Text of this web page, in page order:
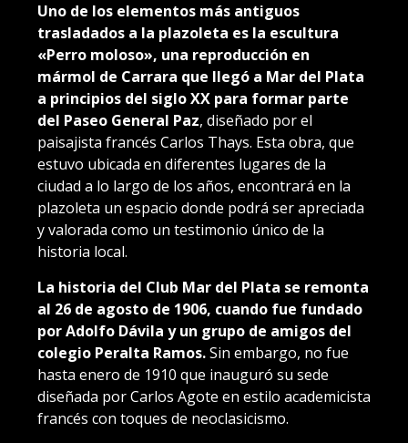
Uno de los elementos más antiguos
trasladados a la plazoleta es la escultura
«Perro moloso», una reproducción en
mármol de Carrara que llegó a Mar del Plata
a principios del siglo XX para formar parte
del Paseo General Paz, diseñado por el
paisajista francés Carlos Thays. Esta obra, que
estuvo ubicada en diferentes lugares de la
ciudad a lo largo de los años, encontrará en la
plazoleta un espacio donde podrá ser apreciada
y valorada como un testimonio único de la
historia local.
La historia del Club Mar del Plata se remonta
al 26 de agosto de 1906, cuando fue fundado
por Adolfo Dávila y un grupo de amigos del
colegio Peralta Ramos.Sin embargo, no fue
hasta enero de 1910 que inauguró su sede
diseñada por Carlos Agote en estilo academicista
francés con toques de neoclasicismo.